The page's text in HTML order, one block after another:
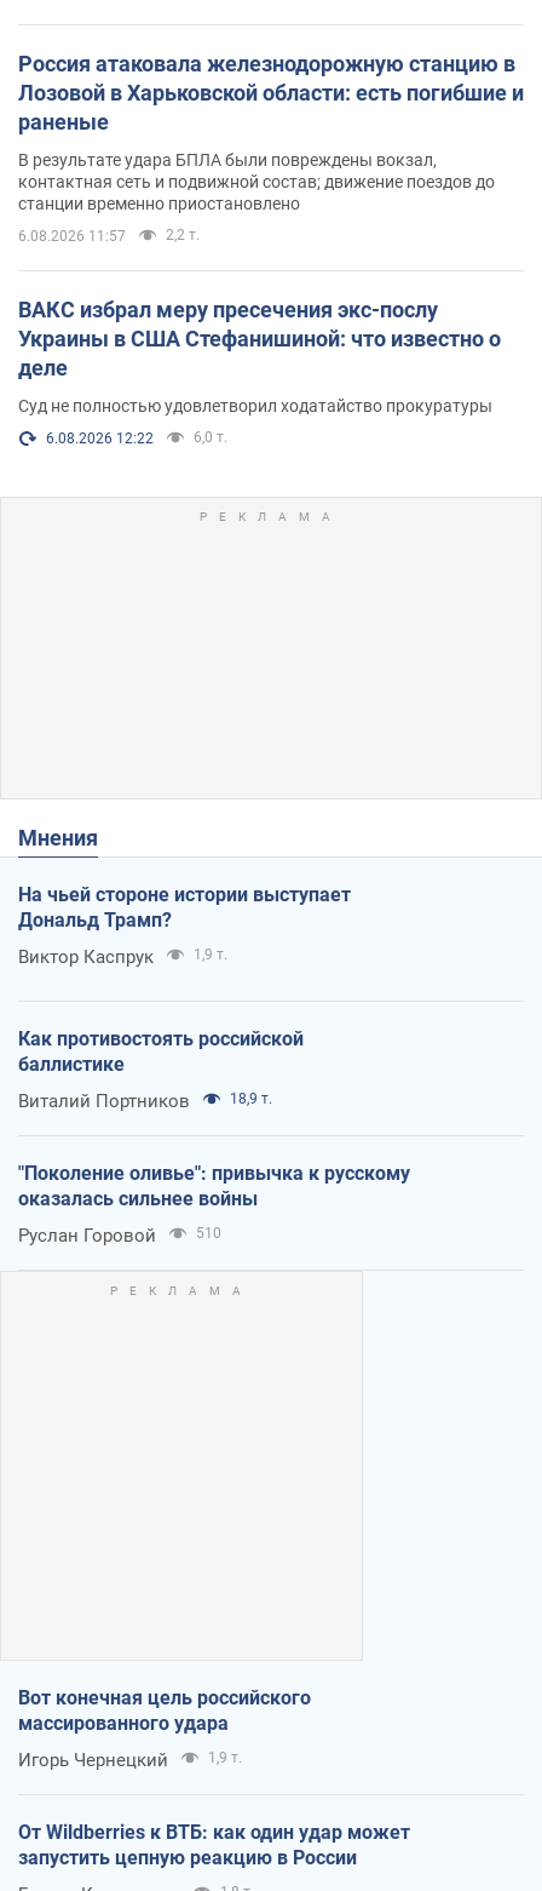
Россия атаковала железнодорожную станцию в
Лозовой в Харьковской области: есть погибшие и
раненые
В результате удара БПЛА были повреждены вокзал,
контактная сеть и подвижной состав; движение поездов до
станции временно приостановлено
6.08.2026 11:57 2,2 т.
ВАКС избрал меру пресечения экс-послу
Украины в США Стефанишиной: что известно о
деле
Суд не полностью удовлетворил ходатайство прокуратуры
6.08.2026 12:22 6,0 т.
Мнения
На чьей стороне истории выступает
Дональд Трамп?
Виктор Каспрук 1,9 т.
Как противостоять российской
баллистике
Виталий Портников 18,9 т.
"Поколение оливье": привычка к русскому
оказалась сильнее войны
Руслан Горовой 510
Вот конечная цель российского
массированного удара
Игорь Чернецкий 1,9 т.
От Wildberries к ВТБ: как один удар может
запустить цепную реакцию в России